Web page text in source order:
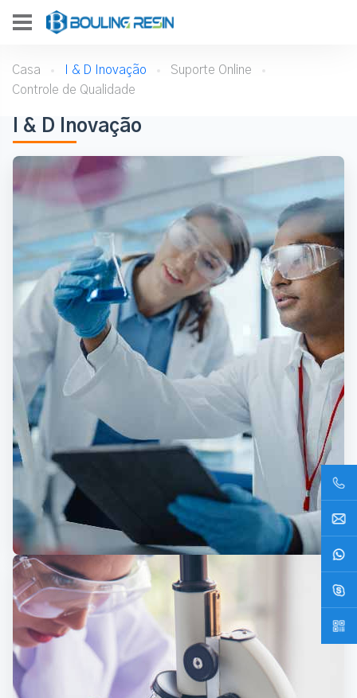
Casa I & D Inovação
Suporte Online
Controle de Qualidade
I & D Inovação